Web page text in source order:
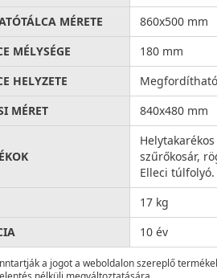
MÉRETE
860x500 mm
MÉLYSÉGE
180 mm
HELYZETE
Megfordítható
MÉRET
840x480 mm
szűrőkosár,
Elleci túlfolyó.
17 kg
10 év
a jogot a weboldalon szereplő